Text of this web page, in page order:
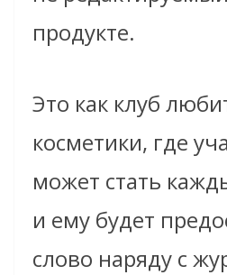
продукте.
Это как клуб
косметики, где
может стать
и ему будет
слово наряду с